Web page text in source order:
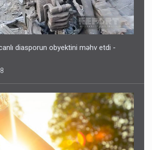
diasporun obyektini məhv etdi -